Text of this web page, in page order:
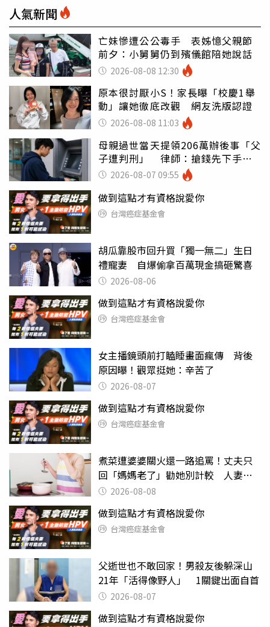
人氣新聞
亡妹慘遭公公毒手 表姊憶父親節
前夕：小舅舅仍到殯儀館陪她說話
2026-08-08 12:30
原本很討厭小S！家長曝「校慶1舉
動」讓她徹底改觀 網友洗版認證
2026-08-08 11:03
母親過世當天提領206萬辦後事「父
子遭判刑」 律師：搶錢先下手是
罪 2026-08-07 09:55
做到這點才有資格說愛你
台灣癌症基金會
胡瓜靠股市回升買「獨一無二」生日
禮寵妻 自爆偷拿百萬現金搞砸驚喜
2026-08-06
做到這點才有資格說愛你
台灣癌症基金會
女主播鏡頭前打瞌睡畫面瘋傳 背後
原因曝！觀眾挺她：辛苦了
2026-08-07
做到這點才有資格說愛你
台灣癌症基金會
煮菜遭婆婆關火還一路追罵！丈夫只
回「媽媽老了」勸她別計較 人妻超
崩潰：我像台傭
2026-08-08
做到這點才有資格說愛你
台灣癌症基金會
父逝世也不敢回家！男殺友後躲深山
21年「活得像野人」 1關鍵出面自首
2026-08-07
做到這點才有資格說愛你